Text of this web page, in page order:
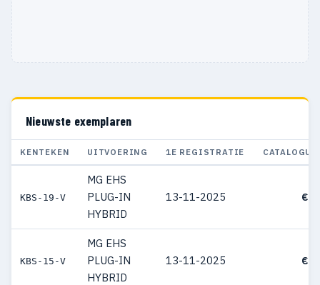
Nieuwste exemplaren
KENTEKEN UITVOERING 1E REGISTRATIE
KBS-19-V
MG EHS
PLUG-IN
HYBRID
13-11-2025 €
KBS-15-V
MG EHS
PLUG-IN
HYBRID
13-11-2025 €